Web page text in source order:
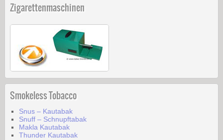
Zigarettenmaschinen
Smokeless Tobacco
Snus – Kautabak
Snuff – Schnupftabak
Makla Kautabak
Thunder Kautabak